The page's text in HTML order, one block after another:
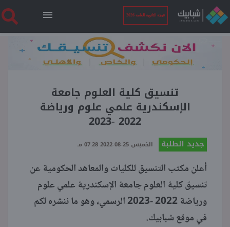
نتيجة الثانوية العامة 2026
الرئيسية
نتيجة الثانوية العامة 2026
أخبار ساخنة
بوابة الطلبة
تنسيق كلية العلوم جامعة
الإسكندرية علمي علوم ورياضة
2022 -2023
جديد الطلبة الخميس 25-08-2022 07:28 مـ
أعلن مكتب التنسيق للكليات والمعاهد الحكومية عن
تنسيق كلية العلوم جامعة الإسكندرية علمي علوم
ورياضة 2022 -2023 الرسمي، وهو ما ننشره لكم
في موقع شبابيك.